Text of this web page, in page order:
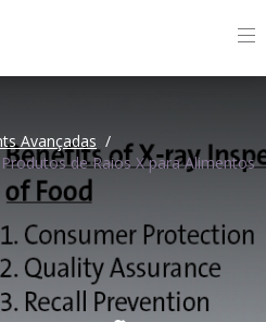
Avançadas /
de Raios X para Alimentos